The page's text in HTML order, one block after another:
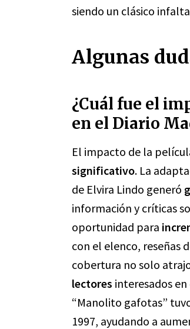
siendo un clásico
Algunas
¿Cuál fue el
en el Diario
El impacto de la
significativo. La
de Elvira Lindo generó
información y críticas
oportunidad para
con el elenco, reseñas
cobertura no solo
lectores interesados
“Manolito gafotas”
1997, ayudando a